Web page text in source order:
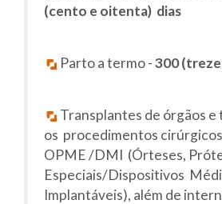
(cento e oitenta) dias
Parto a termo -300
Transplantes de órgãos e
os procedimentos cirúrgicos
OPME /DMI (Órteses,
Especiais/Dispositivos
Implantáveis), além de